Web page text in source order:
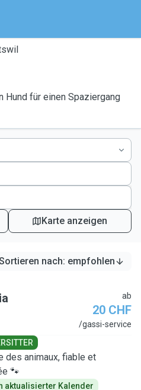
Hund für einen Spaziergang
Karte anzeigen
nach: empfohlen
ab
20 CHF
/gassi-service
des animaux, fiable et
🐾
aktualisierter Kalender